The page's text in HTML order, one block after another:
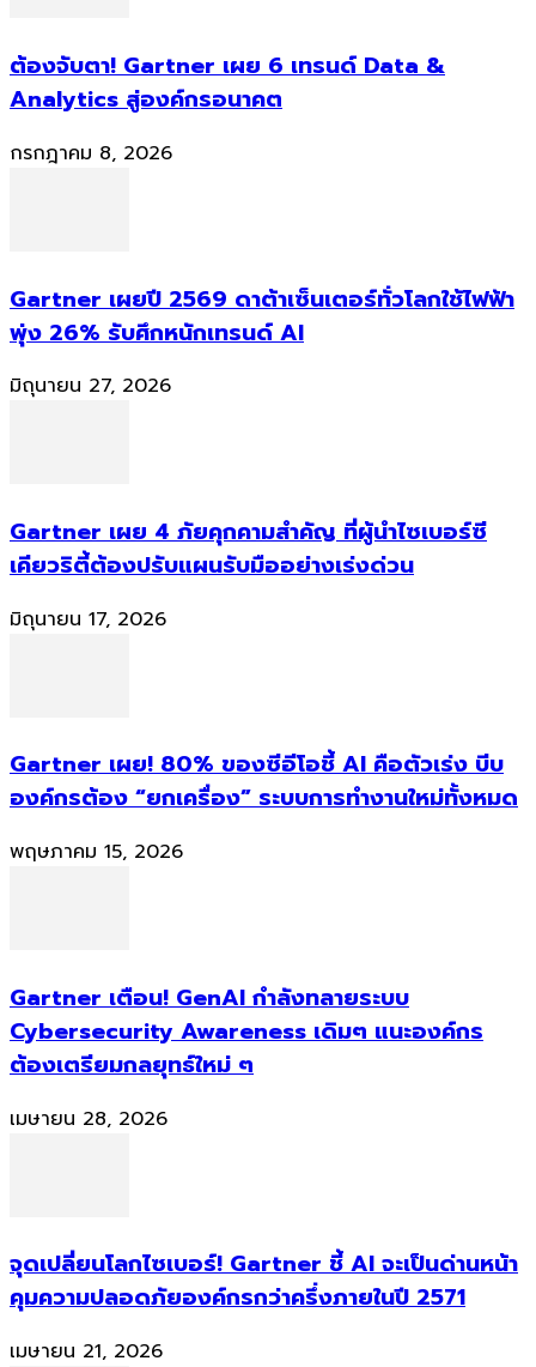
ต้องจับตา! Gartner เผย 6 เทรนด์ Data &
Analytics สู่องค์กรอนาคต
กรกฎาคม 8, 2026
Gartner เผยปี 2569 ดาต้าเซ็นเตอร์ทั่วโลกใช้ไฟฟ้า
พุ่ง 26% รับศึกหนักเทรนด์ AI
มิถุนายน 27, 2026
Gartner เผย 4 ภัยคุกคามสำคัญ ที่ผู้นำไซเบอร์ซี
เคียวริตี้ต้องปรับแผนรับมืออย่างเร่งด่วน
มิถุนายน 17, 2026
Gartner เผย! 80% ของซีอีโอชี้ AI คือตัวเร่ง บีบ
องค์กรต้อง “ยกเครื่อง” ระบบการทำงานใหม่ทั้งหมด
พฤษภาคม 15, 2026
Gartner เตือน! GenAI กำลังทลายระบบ
Cybersecurity Awareness เดิมๆ แนะองค์กร
ต้องเตรียมกลยุทธ์ใหม่ ๆ
เมษายน 28, 2026
จุดเปลี่ยนโลกไซเบอร์! Gartner ชี้ AI จะเป็นด่านหน้า
คุมความปลอดภัยองค์กรกว่าครึ่งภายในปี 2571
เมษายน 21, 2026